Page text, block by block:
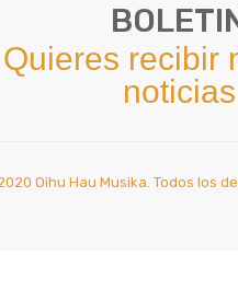
Quieres recibir
noticias
Oihu Hau Musika. Todos los